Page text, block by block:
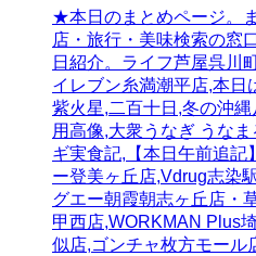
★本日のまとめページ。
店・旅行・美味検索の窓
日紹介。ライフ芦屋呉川
イレブン糸満潮平店,本日
紫火星,二百十日,冬の沖
用高像,大衆うなぎ うな
ギ実食記,【本日午前追
ー登美ヶ丘店,Vdrug志染
グエー朝霞朝志ヶ丘店・
甲西店,WORKMAN Plus
似店,ゴンチャ枚方モール